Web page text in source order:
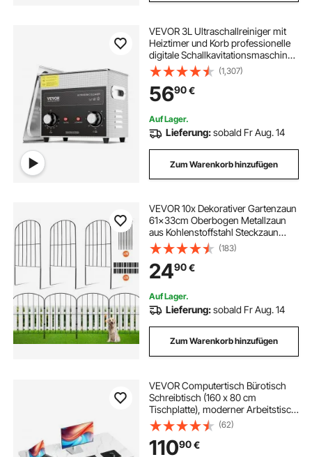
VEVOR 3L Ultraschallreiniger mit
Heiztimer und Korb professionelle
digitale Schallkavitationsmaschine,
120 W Reinigungsmaschine für
Uhreninstrumente Brillen Münzen
Metallteile Werkzeuge Silber
(1,307)
5690€
Auf Lager.
Lieferung:sobald Fr Aug. 14
Zum Warenkorb hinzufügen
VEVOR 10x Dekorativer Gartenzaun
61x33cm Oberbogen Metallzaun
aus Kohlenstoffstahl Steckzaun
5,08cm Spike-Abstand Hundezaun
Gitterzaun Beetzaun Zaun Metall
Zaunelementen inkl.
Befestigungsmaterial
(183)
2490€
Auf Lager.
Lieferung:sobald Fr Aug. 14
Zum Warenkorb hinzufügen
VEVOR Computertisch Bürotisch
Schreibtisch (160 x 80 cm
Tischplatte), moderner Arbeitstisch
mit Metallrahmen & 158 kg Tragkraft
für Homeoffice Arbeitszimmer
Schlafzimmer Wohnzimmer, Weiß
(62)
11090€